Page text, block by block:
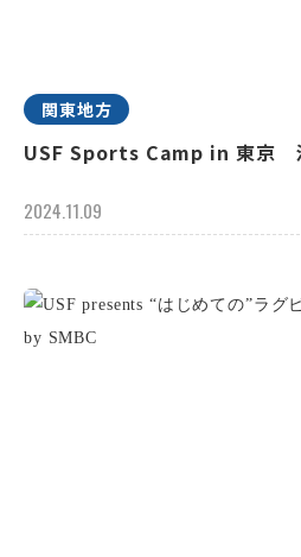
関東地方
USF Sports Camp in 東京
2024.11.09